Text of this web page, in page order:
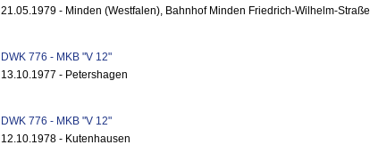
21.05.1979 - Minden (Westfalen), Bahnhof Minden Friedrich-Wilhelm-Straße
DWK 776 - MKB "V 12"
13.10.1977 - Petershagen
DWK 776 - MKB "V 12"
12.10.1978 - Kutenhausen